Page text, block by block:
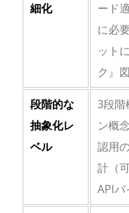
細化
ード
に必
ット
ク』
段階的な
抽象化レ
ベル
3段階
ン概
認用
計（
APIバ